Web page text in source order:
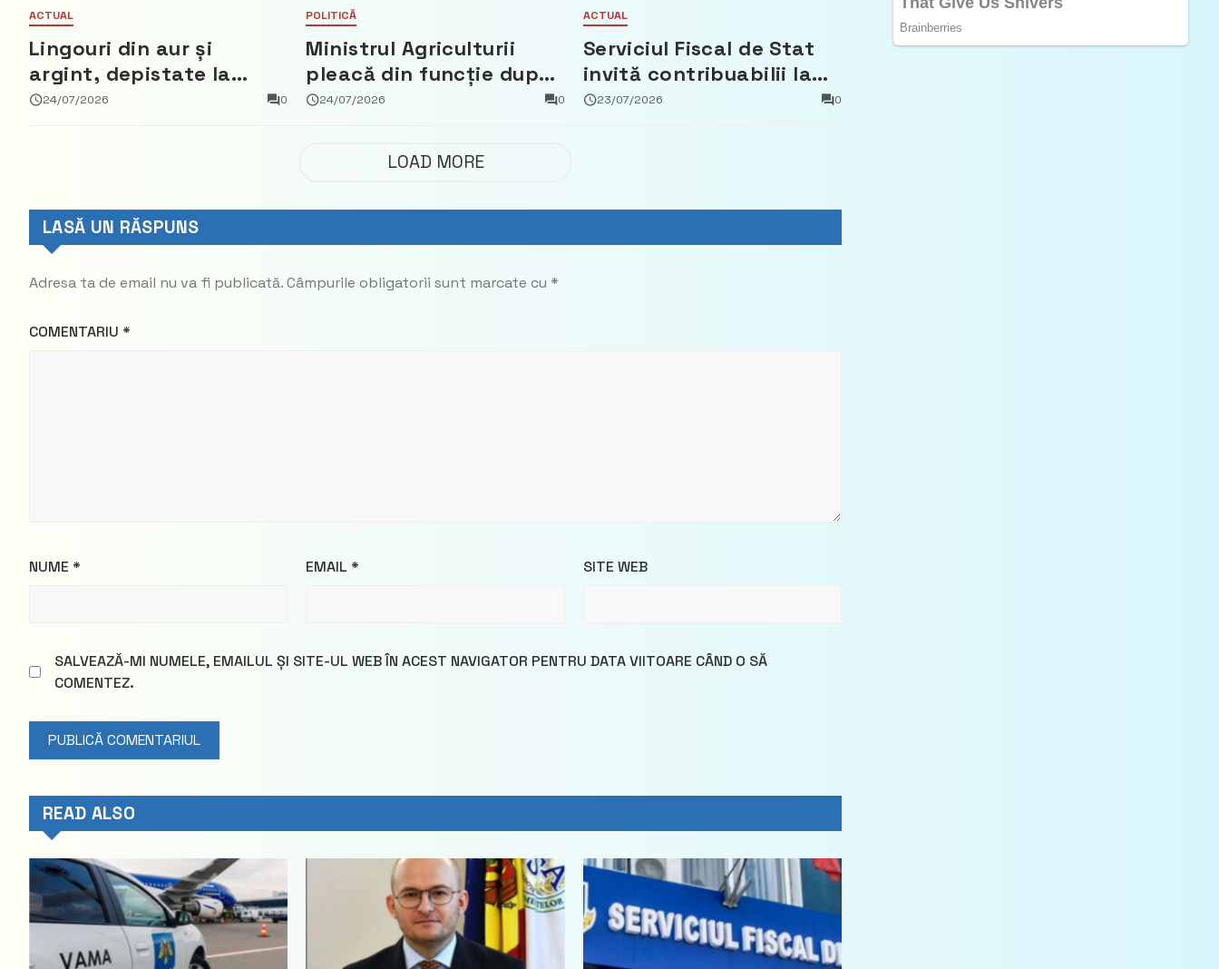
ACTUAL
Lingouri din aur și
argint, depistate la
vama Aeroport
24/07/2026 0
POLITICĂ
Ministrul Agriculturii
pleacă din funcție după
ce a negat că a făcut
Democrat
24/07/2026 0
ACTUAL
Serviciul Fiscal de Stat
invită contribuabilii la
un webinar gratuit
23/07/2026 0
LOAD MORE
LASĂ UN RĂSPUNS
Adresa ta de email nu va fi publicată.Câmpurile obligatorii sunt marcate cu *
COMENTARIU *
NUME * EMAIL * SITE WEB
SALVEAZĂ-MI NUMELE, EMAILUL ȘI SITE-UL WEB ÎN ACEST NAVIGATOR PENTRU DATA VIITOARE CÂND O SĂ
COMENTEZ.
READ ALSO